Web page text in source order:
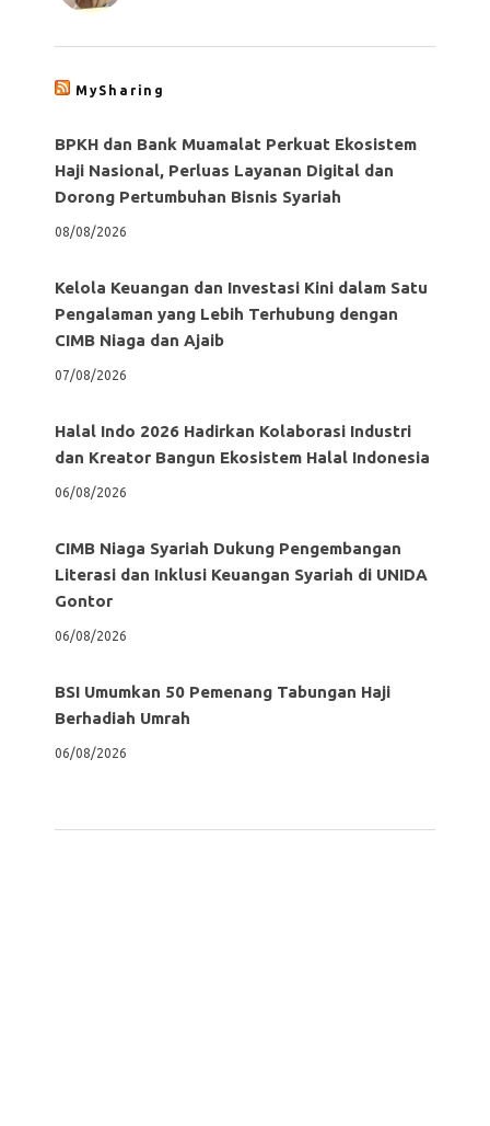
MySharing
BPKH dan Bank Muamalat Perkuat Ekosistem
Haji Nasional, Perluas Layanan Digital dan
Dorong Pertumbuhan Bisnis Syariah
08/08/2026
Kelola Keuangan dan Investasi Kini dalam Satu
Pengalaman yang Lebih Terhubung dengan
CIMB Niaga dan Ajaib
07/08/2026
Halal Indo 2026 Hadirkan Kolaborasi Industri
dan Kreator Bangun Ekosistem Halal Indonesia
06/08/2026
CIMB Niaga Syariah Dukung Pengembangan
Literasi dan Inklusi Keuangan Syariah di UNIDA
Gontor
06/08/2026
BSI Umumkan 50 Pemenang Tabungan Haji
Berhadiah Umrah
06/08/2026